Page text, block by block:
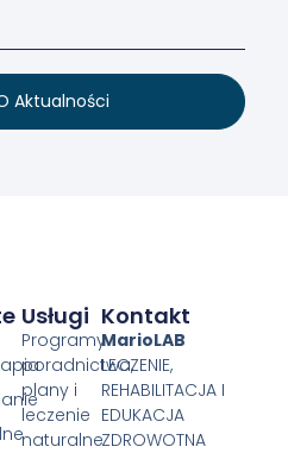
Aktualności
Usługi
Programy
poradnictwa,
plany i
leczenie
naturalne
Kontakt
MarioLAB
LECZENIE,
REHABILITACJA I
EDUKACJA
ZDROWOTNA